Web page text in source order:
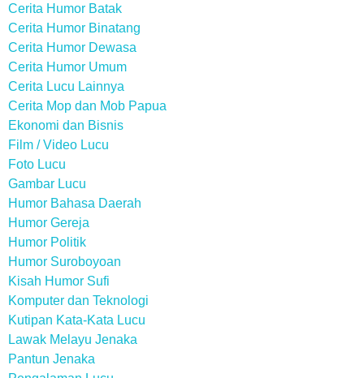
Cerita Humor Batak
Cerita Humor Binatang
Cerita Humor Dewasa
Cerita Humor Umum
Cerita Lucu Lainnya
Cerita Mop dan Mob Papua
Ekonomi dan Bisnis
Film / Video Lucu
Foto Lucu
Gambar Lucu
Humor Bahasa Daerah
Humor Gereja
Humor Politik
Humor Suroboyoan
Kisah Humor Sufi
Komputer dan Teknologi
Kutipan Kata-Kata Lucu
Lawak Melayu Jenaka
Pantun Jenaka